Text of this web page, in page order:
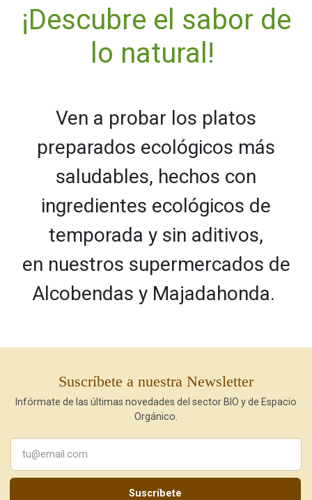
¡Descubre el sabor de
lo natural!
Ven a probar los platos
preparados ecológicos más
saludables, hechos con
ingredientes ecológicos de
temporada y sin aditivos,
en nuestros supermercados de
Alcobendas y Majadahonda.
Suscríbete a nuestra Newsletter
Infórmate de las últimas novedades del sector BIO y de Espacio
Orgánico.
Suscríbete